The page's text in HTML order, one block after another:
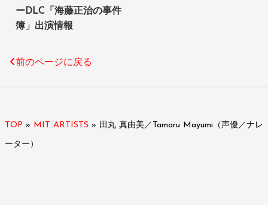
ーDLC「海藤正治の事件
簿」出演情報
前のページに戻る
TOP » MIT ARTISTS » 田丸 真由美／Tamaru Mayumi（声優／ナレ
ーター）